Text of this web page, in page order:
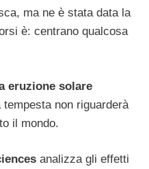
ma ne è stata data la
è: centrano qualcosa
eruzione solare
tempesta non riguarderà
il mondo.
analizza gli effetti